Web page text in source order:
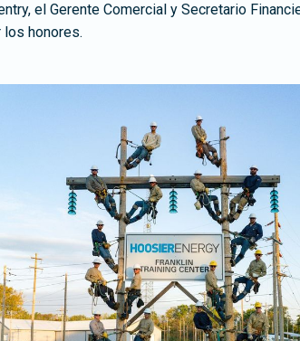
el Gerente Comercial y Secretario
los honores.